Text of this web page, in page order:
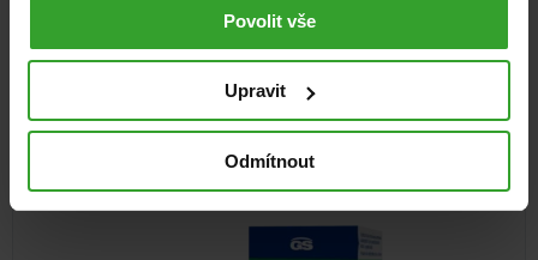
Povolit vše
Upravit
Odmítnout
PŘIDAT DO KOŠÍKU
NA 2,5 MĚSÍCE